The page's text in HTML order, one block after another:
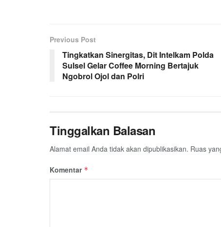
Previous Post
Tingkatkan Sinergitas, Dit Intelkam Polda
Sulsel Gelar Coffee Morning Bertajuk
Ngobrol Ojol dan Polri
Tinggalkan Balasan
Alamat email Anda tidak akan dipublikasikan. Ruas
Komentar *